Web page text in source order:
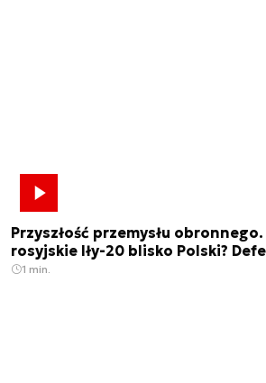
Przyszłość przemysłu
rosyjskie Iły-20 blisko Polski?
1 min.